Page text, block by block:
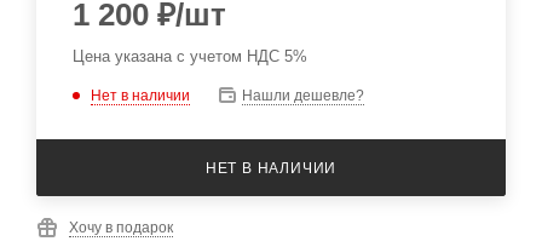
1 200 ₽/шт
Цена указана с учетом НДС 5%
Нет в наличии Нашли дешевле?
НЕТ В НАЛИЧИИ
Хочу в подарок